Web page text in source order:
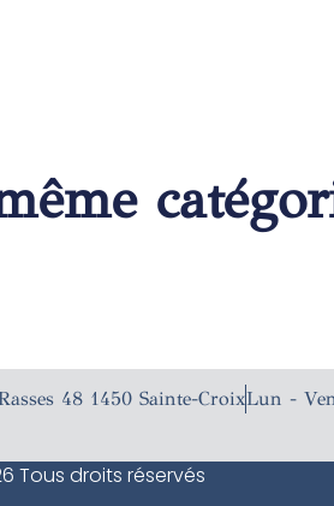
48 1450 Sainte-CroixLun -
Tous droits réservés